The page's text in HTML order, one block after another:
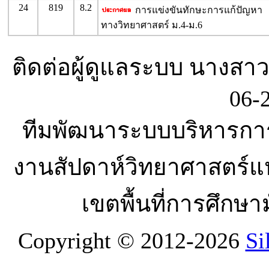
24
819 8.2
การแข่งขันทักษะการแก้ปัญหา
ทางวิทยาศาสตร์ ม.4-ม.6
ติดต่อผู้ดูแลระบบ นางสา
06-
ทีมพัฒนาระบบบริหารก
งานสัปดาห์วิทยาศาสตร์แ
เขตพื้นที่การศึกษ
Copyright © 2012-2026